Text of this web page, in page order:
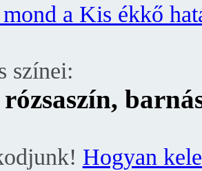
a Kis ékkő
színei:
Hogyan